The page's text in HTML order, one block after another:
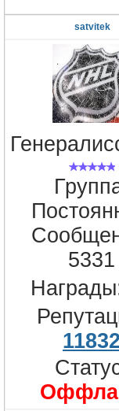
satvitek
5331
11832